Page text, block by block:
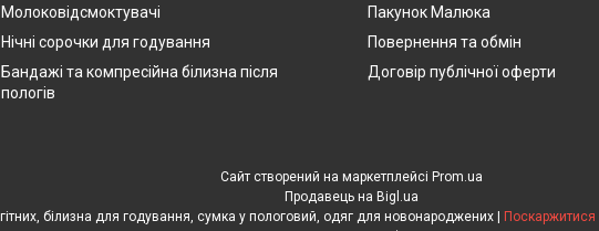
Молоковідсмоктувачі
Нічні сорочки для годування
Бандажі та компресійна білизна після
пологів
Пакунок Малюка
Повернення та обмін
Договір публічної оферти
Сайт створений на маркетплейсі Prom.ua
Продавець на Bigl.ua
ЕкоМама: Одяг для вагітних, білизна для годування, сумка у пологовий, одяг для новонароджених | Поскаржитися